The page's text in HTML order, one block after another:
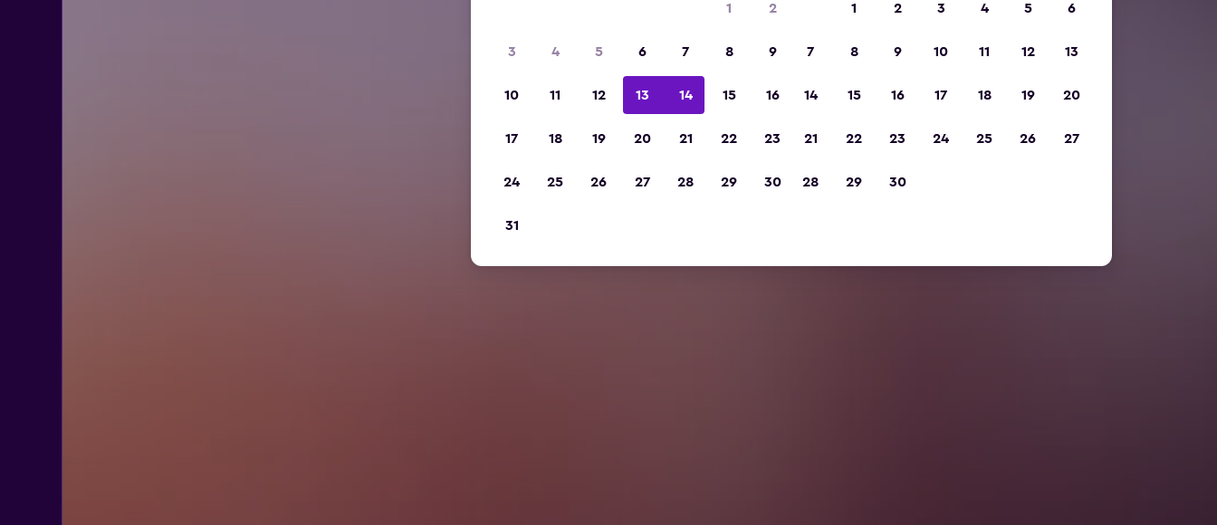
1 2
3 4 5 6 7 8 9
10 11 12 13 14 15 16
17 18 19 20 21 22 23
24 25 26 27 28 29 30
31
1 2 3 4 5 6
7 8 9 10 11 12 13
14 15 16 17 18 19 20
21 22 23 24 25 26 27
28 29 30